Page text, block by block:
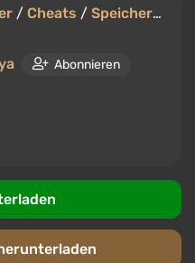
/ Cheats / Speicherstände
Abonnieren